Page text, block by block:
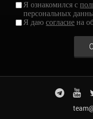
Я ознакомился с
персональных
Я даюсогласие на